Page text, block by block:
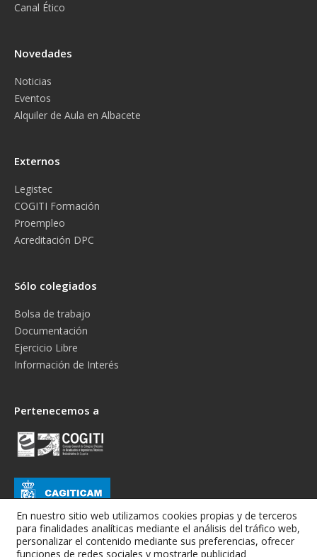
Canal Ético
Novedades
Noticias
Eventos
Alquiler de Aula en Albacete
Externos
Legistec
COGITI Formación
Proempleo
Acreditación DPC
Sólo colegiados
Bolsa de trabajo
Documentación
Ejercicio Libre
Información de Interés
Pertenecemos a
En nuestro sitio web utilizamos cookies propias y de terceros
para finalidades analíticas mediante el análisis del tráfico web,
personalizar el contenido mediante sus preferencias, ofrecer
funciones de redes sociales y mostrarle publicidad